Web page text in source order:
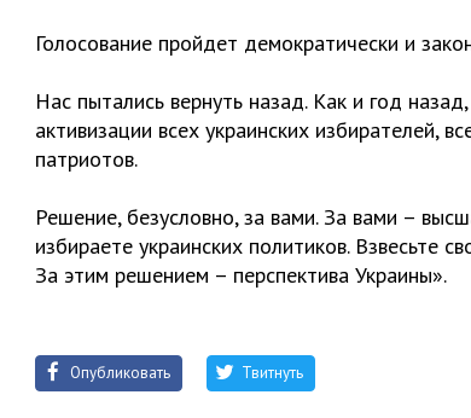
Голосование пройдет демократически и
Нас пытались вернуть назад. Как и год
активизации всех украинских избирателей,
патриотов.
Решение, безусловно, за вами. За вами –
избираете украинских политиков. Взвесьте
За этим решением – перспектива Украины».
Опубликовать Твитнуть